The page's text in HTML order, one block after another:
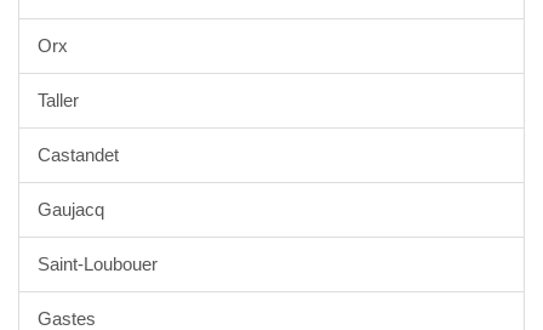
Orx
Taller
Castandet
Gaujacq
Saint-Loubouer
Gastes